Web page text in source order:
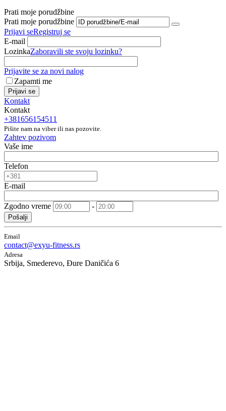
Prati moje porudžbine
Prati moje porudžbine
Prijavi seRegistruj se
E-mail
LozinkaZaboravili ste svoju lozinku?
Prijavite se za novi nalog
Zapamti me
Prijavi se
Kontakt
Kontakt
+381656154511
Pišite nam na viber ili nas pozovite.
Zahtev pozivom
Vaše ime
Telefon
E-mail
Zgodno vreme -
Pošalji
Email
contact@exyu-fitness.rs
Adresa
Srbija, Smederevo, Đure Daničića 6